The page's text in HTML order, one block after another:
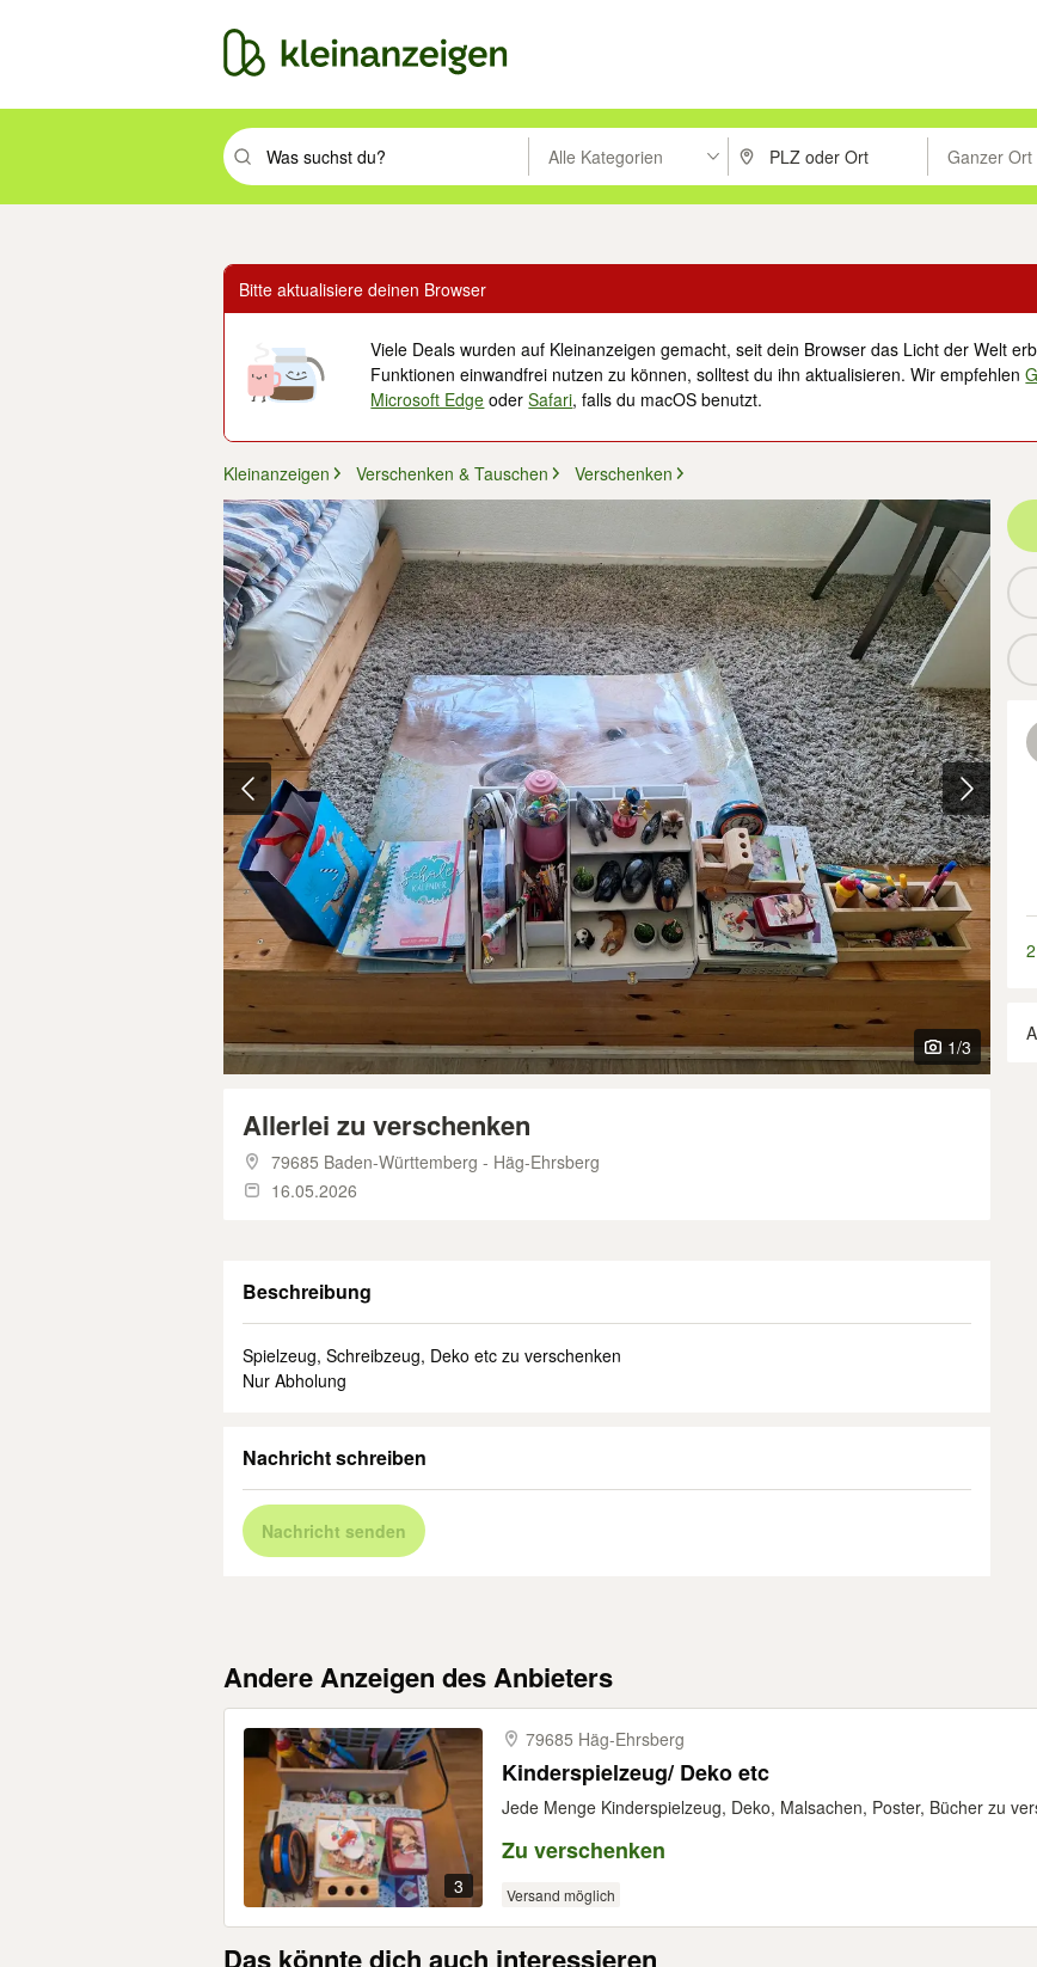
Suchbegriff eingeben. Eingabetaste drücken um zu suchen, oder Vorschläge mit den Pfeiltasten nach
Alle Kategorien PLZ oder Ort eingeben. Eingabetaste
Ganzer Ort
Suche im
Bitte aktualisiere deinen Browser
Viele Deals wurden auf Kleinanzeigen gemacht, seit dein Browser das Licht der Welt
Funktionen einwandfrei nutzen zu können, solltest du ihn aktualisieren. Wir empfehlen
Microsoft Edge oderSafari, falls du macOS benutzt.
Kleinanzeigen Verschenken & Tauschen Verschenken
1/3
Allerlei zu verschenken
79685 Baden-Württemberg - Häg-Ehrsberg
16.05.2026
Beschreibung
Spielzeug, Schreibzeug, Deko etc zu verschenken
Nur Abholung
Nachricht schreiben
Nachricht senden
Andere Anzeigen des Anbieters
3
79685 Häg-​Ehrsberg
Kinderspielzeug/ Deko etc
Jede Menge Kinderspielzeug, Deko, Malsachen, Poster, Bücher zu
Zu verschenken
Versand möglich
Das könnte dich auch interessieren